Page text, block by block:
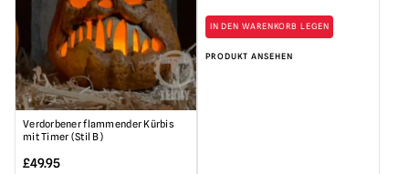
Verdorbener flammender Kürbis
mit Timer (Stil B)
£49.95
IN DEN WARENKORB LEGEN
PRODUKT ANSEHEN